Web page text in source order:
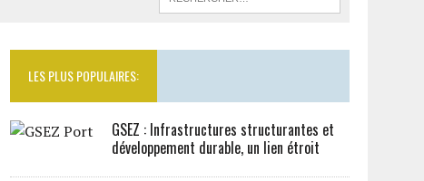
LES PLUS POPULAIRES:
GSEZ : Infrastructures structurantes et
développement durable, un lien étroit